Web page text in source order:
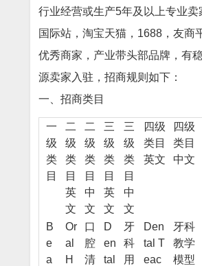
行业经营或生产5年及以上专业卖
国际站，淘宝天猫，1688，友商
优秀商家，产业带头部品牌，有
源卖家入驻，招商规则如下：
一、招商类目
一
级
类
目
二
级
类
目
英
文
二
级
类
目
中
文
三
级
类
目
英
文
三
级
类
目
中
文
四级
类目
英文
四级
类目
中文
B
e
a
Or
al
H
口
腔
清
D
en
tal
牙
科
用
Den
tal T
eac
牙科
教学
模型